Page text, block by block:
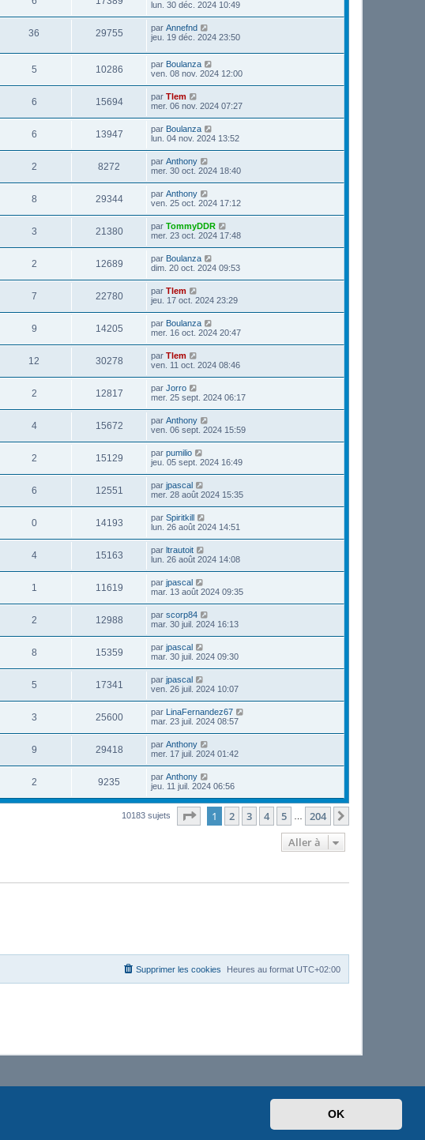
OK
lun. 30 déc. 2024 10:49
36 29755 par Annefnd
jeu. 19 déc. 2024 23:50
5 10286 par Boulanza
ven. 08 nov. 2024 12:00
6 15694 par Tlem
mer. 06 nov. 2024 07:27
6 13947 par Boulanza
lun. 04 nov. 2024 13:52
2 8272 par Anthony
mer. 30 oct. 2024 18:40
8 29344 par Anthony
ven. 25 oct. 2024 17:12
3 21380 par TommyDDR
mer. 23 oct. 2024 17:48
2 12689 par Boulanza
dim. 20 oct. 2024 09:53
7 22780 par Tlem
jeu. 17 oct. 2024 23:29
9 14205 par Boulanza
mer. 16 oct. 2024 20:47
12 30278 par Tlem
ven. 11 oct. 2024 08:46
2 12817 par Jorro
mer. 25 sept. 2024 06:17
4 15672 par Anthony
ven. 06 sept. 2024 15:59
2 15129 par pumilio
jeu. 05 sept. 2024 16:49
6 12551 par jpascal
mer. 28 août 2024 15:35
0 14193 par Spiritkill
lun. 26 août 2024 14:51
4 15163 par ltrautoit
lun. 26 août 2024 14:08
1 11619 par jpascal
mar. 13 août 2024 09:35
2 12988 par scorp84
mar. 30 juil. 2024 16:13
8 15359 par jpascal
mar. 30 juil. 2024 09:30
5 17341 par jpascal
ven. 26 juil. 2024 10:07
3 25600 par
LinaFernandez67
mar. 23 juil. 2024 08:57
9 29418 par Anthony
mer. 17 juil. 2024 01:42
2 9235 par Anthony
jeu. 11 juil. 2024 06:56
10183 sujets Page sur204
1 2 3 4 5 204
Aller à
Heures au format UTC+02:00
Supprimer les cookies